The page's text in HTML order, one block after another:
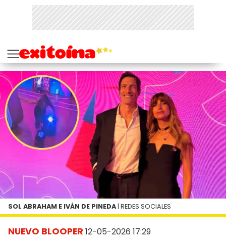
NUEVO BLOOPER 12-05-2026 17:29
SOL ABRAHAM E IVÁN DE PINEDA | REDES SOCIALES